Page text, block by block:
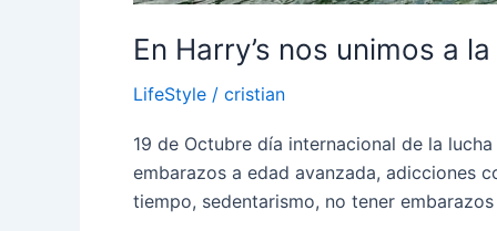
En Harry’s nos unimos a
LifeStyle / cristian
19 de Octubre día internacional de la
embarazos a edad avanzada, adicciones
tiempo, sedentarismo, no tener